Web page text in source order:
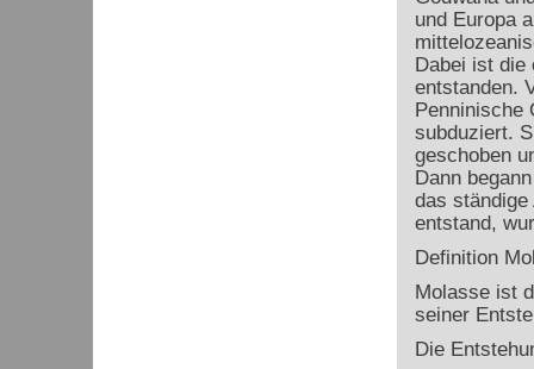
und Europa
Dabei ist die
entstanden.
Penninische
subduziert.
geschoben
Dann
das ständige
entstand,
Definition
Molasse ist
seiner
Die